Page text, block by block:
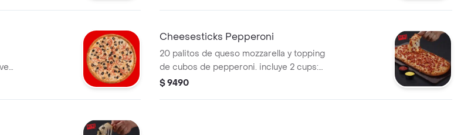
Cheesesticks Pepperoni
20 palitos de queso mozzarella y topping
de cubos de pepperoni. incluye 2 cups:
salsa de pizza y salsa honey mustard. no
$ 9490